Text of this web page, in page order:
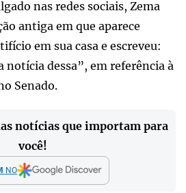
nas redes sociais, Zema
antiga em que aparece
em sua casa e escreveu:
notícia dessa”, em referência à
Senado.
notícias que importam para
você!
NO